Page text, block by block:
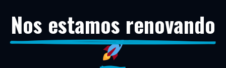
Nos estamos renovando